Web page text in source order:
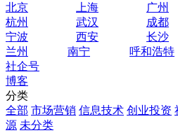
北京
上海 广州
杭州
武汉 成都
宁波
西安 长沙
兰州
南宁 呼和浩特
社企号
博客
分类
全部 市场营销 信息技术 创业投资
源 未分类